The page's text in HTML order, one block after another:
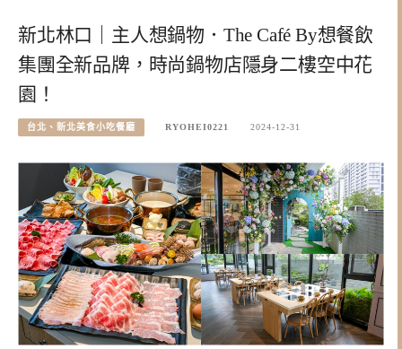
新北林口｜主人想鍋物．The Café By想餐飲
集團全新品牌，時尚鍋物店隱身二樓空中花
園！
台北、新北美食小吃餐廳 RYOHEI0221 2024-12-31